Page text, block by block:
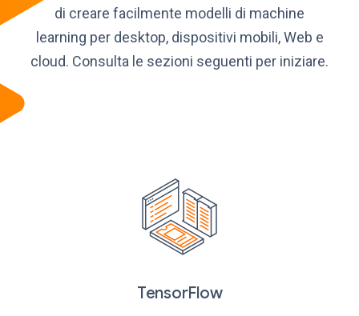
di creare facilmente modelli di machine
learning per desktop, dispositivi mobili, Web e
cloud. Consulta le sezioni seguenti per iniziare.
TensorFlow